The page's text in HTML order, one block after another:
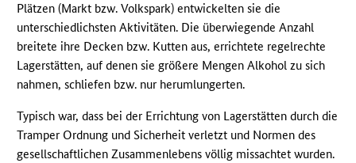
Plätzen (Markt bzw. Volkspark) entwickelten sie die
unterschiedlichsten Aktivitäten. Die überwiegende Anzahl
breitete ihre Decken bzw. Kutten aus, errichtete regelrechte
Lagerstätten, auf denen sie größere Mengen Alkohol zu sich
nahmen, schliefen bzw. nur herumlungerten.
Typisch war, dass bei der Errichtung von Lagerstätten durch die
Tramper Ordnung und Sicherheit verletzt und Normen des
gesellschaftlichen Zusammenlebens völlig missachtet wurden.